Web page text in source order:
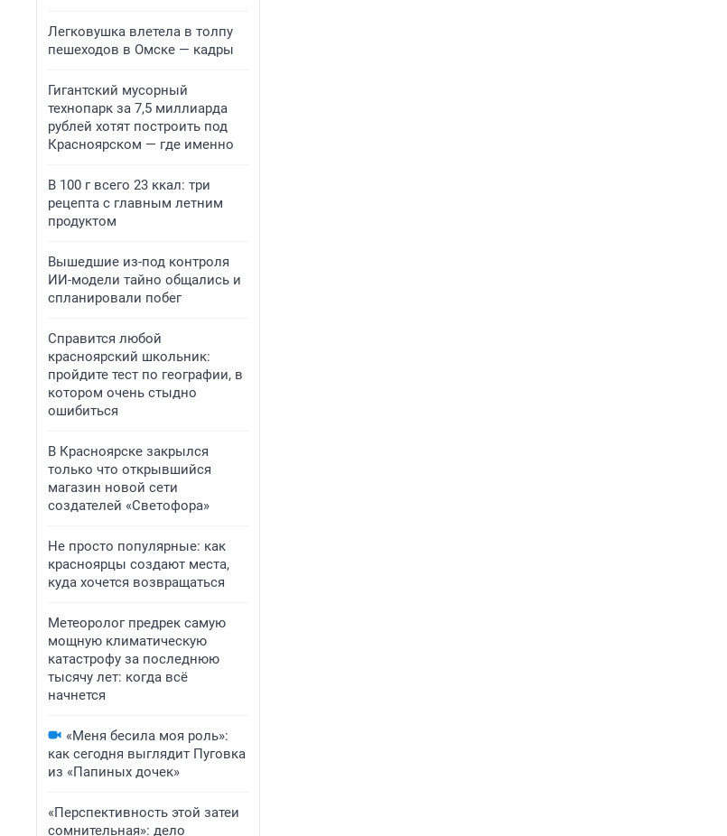
Легковушка влетела в толпу
пешеходов в Омске — кадры
Гигантский мусорный
технопарк за 7,5 миллиарда
рублей хотят построить под
Красноярском — где именно
В 100 г всего 23 ккал: три
рецепта с главным летним
продуктом
Вышедшие из-под контроля
ИИ-модели тайно общались и
спланировали побег
Справится любой
красноярский школьник:
пройдите тест по географии, в
котором очень стыдно
ошибиться
В Красноярске закрылся
только что открывшийся
магазин новой сети
создателей «Светофора»
Не просто популярные: как
красноярцы создают места,
куда хочется возвращаться
Метеоролог предрек самую
мощную климатическую
катастрофу за последнюю
тысячу лет: когда всё
начнется
«Меня бесила моя роль»:
как сегодня выглядит Пуговка
из «Папиных дочек»
«Перспективность этой затеи
сомнительная»: дело